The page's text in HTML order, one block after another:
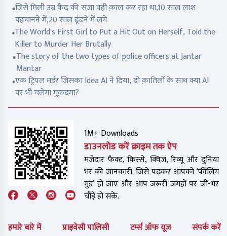
जिसे मिली उम्र क़ैद की सज़ा वही क़त्ल कर रहा था,10 साल लाश
पहचानने में,20 साल ढूंढने में लगे
The World's First Girl to Put a Hit Out on Herself, Told the
Killer to Murder Her Brutally
The story of the two types of police officers at Jantar
Mantar
एक ट्रिपल मर्डर जिसका Idea AI ने दिया, दो क़ातिलों के साथ क्या AI
पर भी चलेगा मुक़दमा?
1M+ Downloads
डाउनलोड करें क्राइम तक ऐप
मजेदार फैक्ट, किस्से, क्विज़, रिव्यू और दुनिया
भर की जानकारी. जिसे पढ़कर आपको ‘फीलिंग
गुड’ हो जाए और आप जरूरी जगहों पर जी-भर
चौड़े हो सकें.
हमारे बारे में प्राइवेसी पालिसी टर्म्स ऑफ यूज संपर्क करें